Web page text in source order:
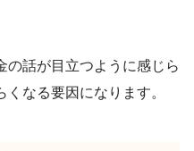
の話が目立つように感じら
なる要因になります。